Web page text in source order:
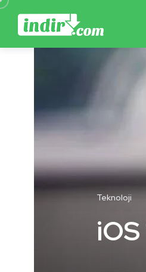
Teknoloji